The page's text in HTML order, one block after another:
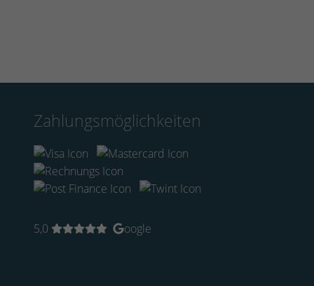
Zahlungsmöglichkeiten
5,0 oogle